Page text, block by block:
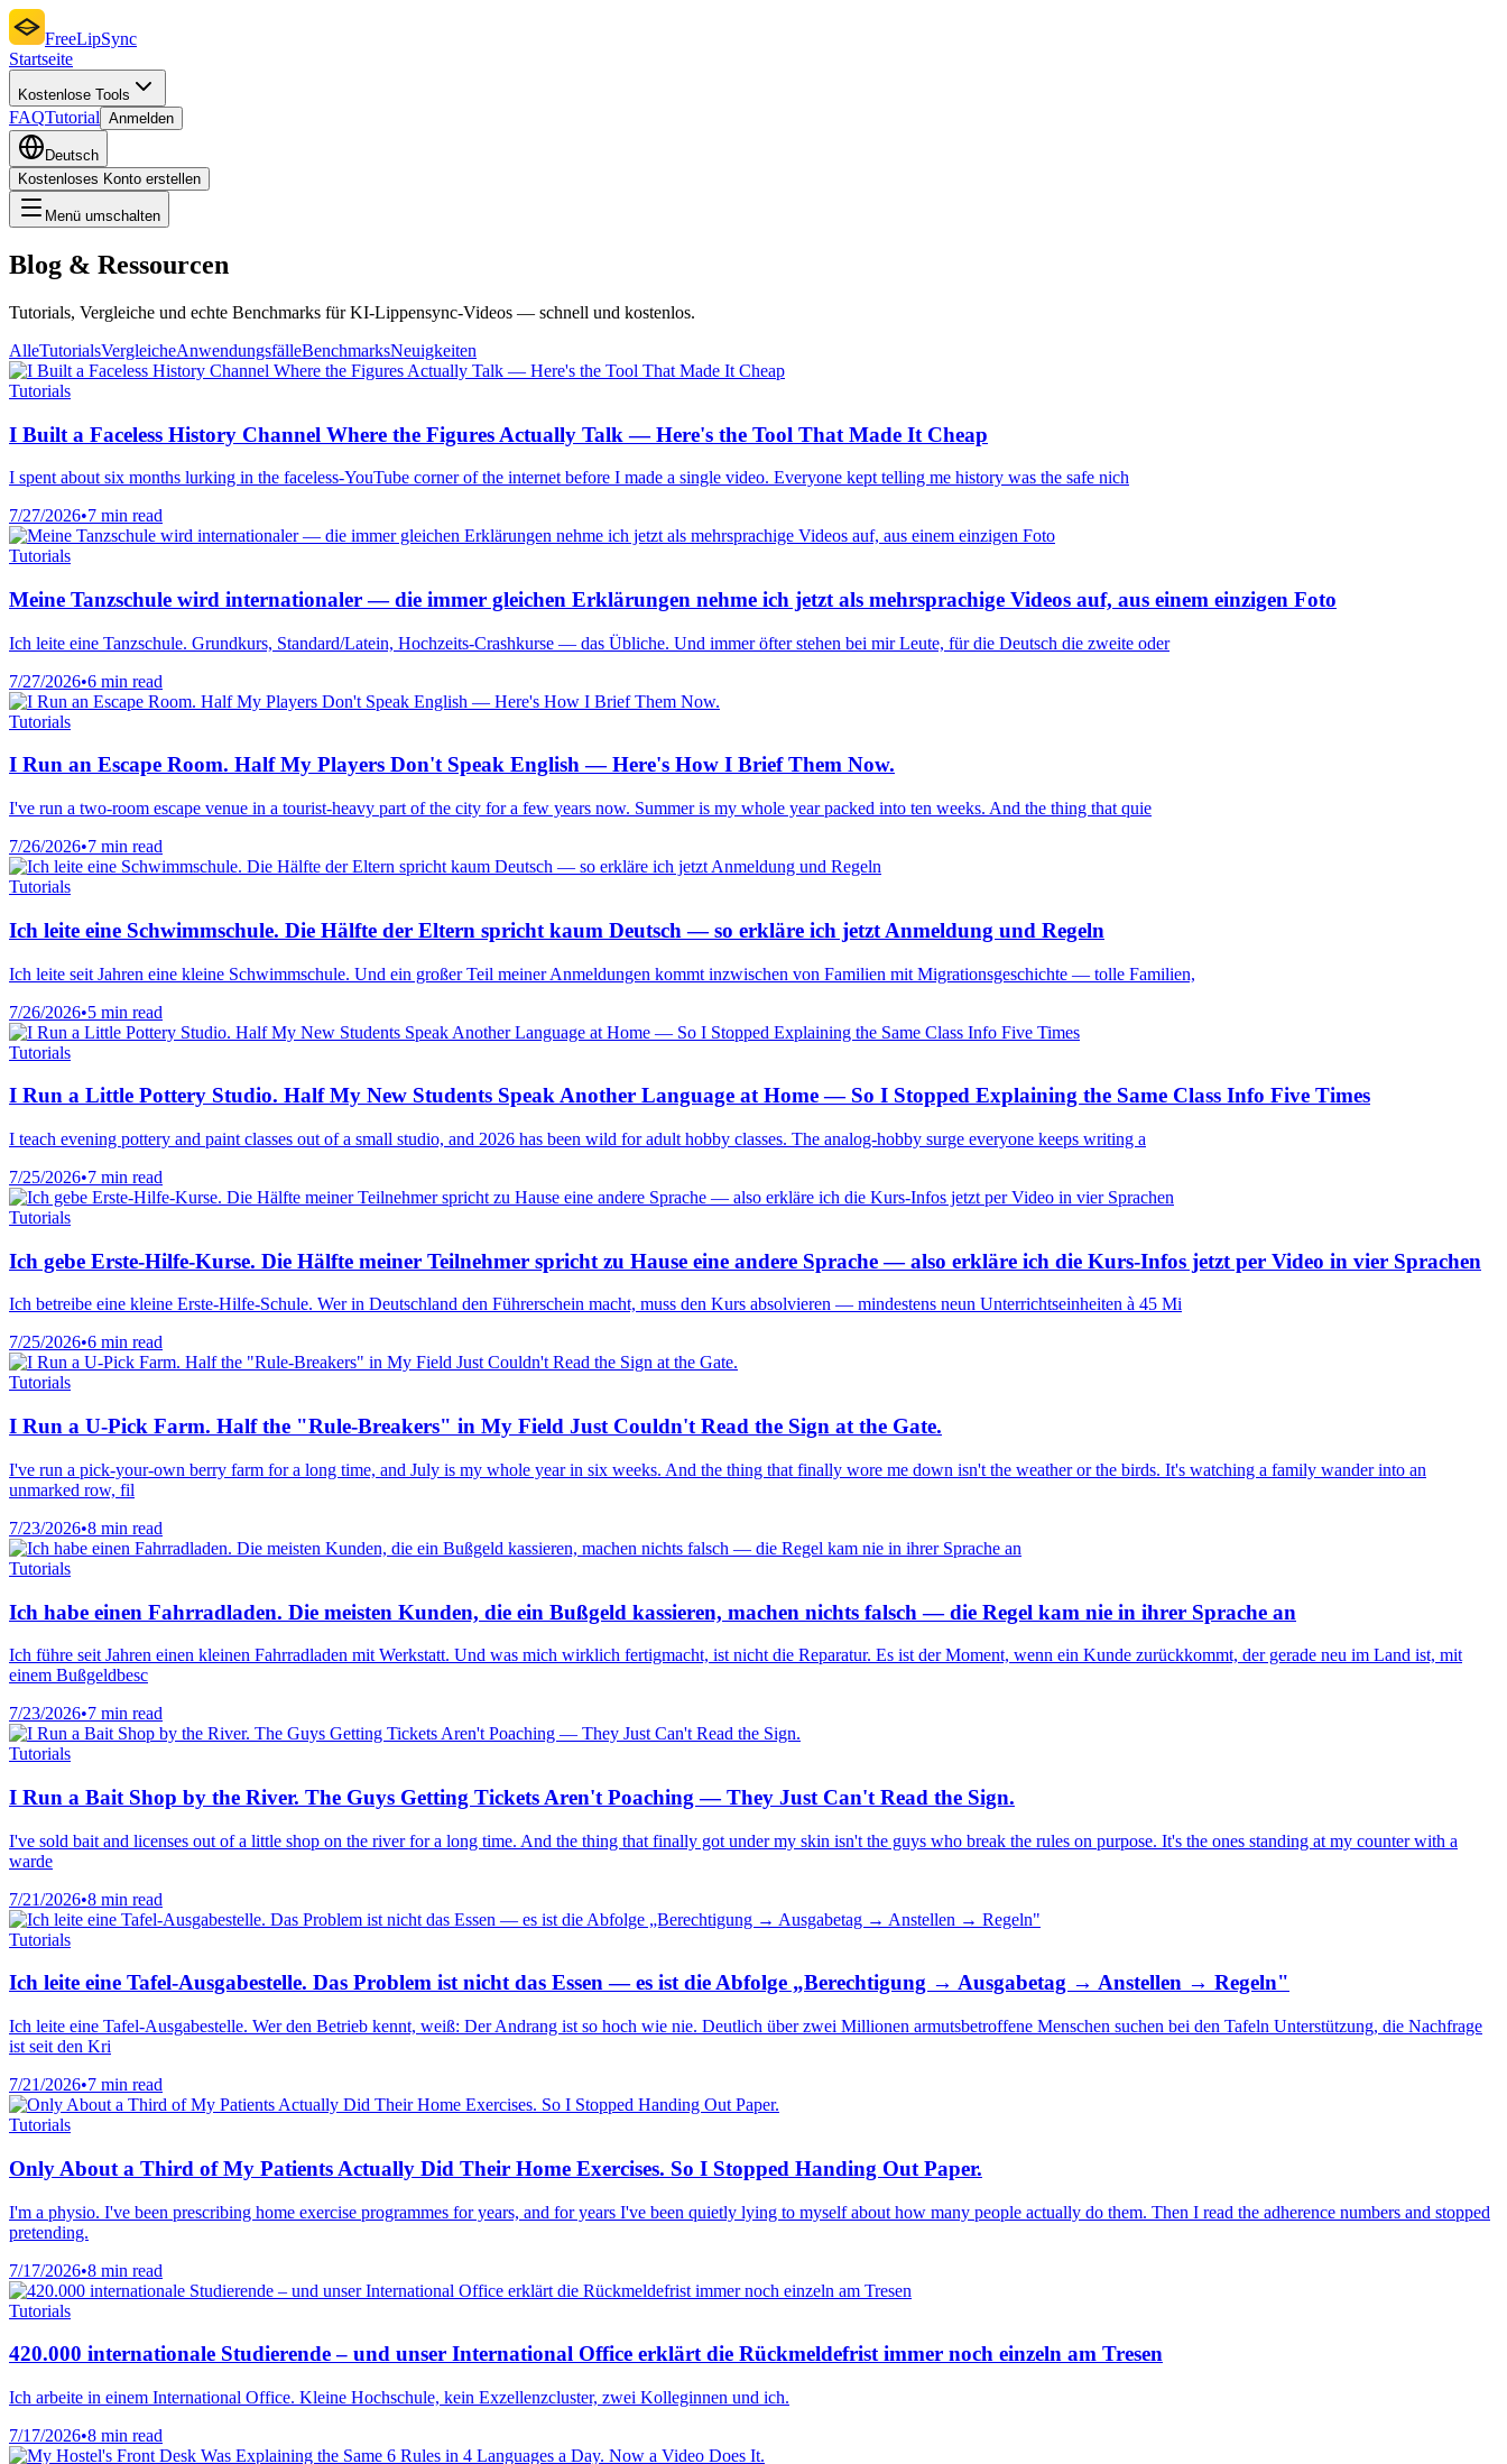
FreeLipSync
Startseite
Kostenlose Tools
FAQTutorial Anmelden
Deutsch
Kostenloses Konto erstellen
Menü umschalten
Blog & Ressourcen
Tutorials, Vergleiche und echte Benchmarks für KI-Lippensync-Videos — schnell und kostenlos.
AlleTutorialsVergleicheAnwendungsfälleBenchmarksNeuigkeiten
Tutorials
I Built a Faceless History Channel Where the Figures Actually Talk — Here's the Tool That Made It Cheap
I spent about six months lurking in the faceless-YouTube corner of the internet before I made a single video. Everyone kept telling me history was the safe nich
7/27/2026•7 min read
Tutorials
Meine Tanzschule wird internationaler — die immer gleichen Erklärungen nehme ich jetzt als mehrsprachige Videos auf, aus einem einzigen Foto
Ich leite eine Tanzschule. Grundkurs, Standard/Latein, Hochzeits-Crashkurse — das Übliche. Und immer öfter stehen bei mir Leute, für die Deutsch die zweite oder
7/27/2026•6 min read
Tutorials
I Run an Escape Room. Half My Players Don't Speak English — Here's How I Brief Them Now.
I've run a two-room escape venue in a tourist-heavy part of the city for a few years now. Summer is my whole year packed into ten weeks. And the thing that quie
7/26/2026•7 min read
Tutorials
Ich leite eine Schwimmschule. Die Hälfte der Eltern spricht kaum Deutsch — so erkläre ich jetzt Anmeldung und Regeln
Ich leite seit Jahren eine kleine Schwimmschule. Und ein großer Teil meiner Anmeldungen kommt inzwischen von Familien mit Migrationsgeschichte — tolle Familien,
7/26/2026•5 min read
Tutorials
I Run a Little Pottery Studio. Half My New Students Speak Another Language at Home — So I Stopped Explaining the Same Class Info Five Times
I teach evening pottery and paint classes out of a small studio, and 2026 has been wild for adult hobby classes. The analog-hobby surge everyone keeps writing a
7/25/2026•7 min read
Tutorials
Ich gebe Erste-Hilfe-Kurse. Die Hälfte meiner Teilnehmer spricht zu Hause eine andere Sprache — also erkläre ich die Kurs-Infos jetzt per Video in vier Sprachen
Ich betreibe eine kleine Erste-Hilfe-Schule. Wer in Deutschland den Führerschein macht, muss den Kurs absolvieren — mindestens neun Unterrichtseinheiten à 45 Mi
7/25/2026•6 min read
Tutorials
I Run a U-Pick Farm. Half the "Rule-Breakers" in My Field Just Couldn't Read the Sign at the Gate.
I've run a pick-your-own berry farm for a long time, and July is my whole year in six weeks. And the thing that finally wore me down isn't the weather or the birds. It's watching a family wander into an
unmarked row, fil
7/23/2026•8 min read
Tutorials
Ich habe einen Fahrradladen. Die meisten Kunden, die ein Bußgeld kassieren, machen nichts falsch — die Regel kam nie in ihrer Sprache an
Ich führe seit Jahren einen kleinen Fahrradladen mit Werkstatt. Und was mich wirklich fertigmacht, ist nicht die Reparatur. Es ist der Moment, wenn ein Kunde zurückkommt, der gerade neu im Land ist, mit
einem Bußgeldbesc
7/23/2026•7 min read
Tutorials
I Run a Bait Shop by the River. The Guys Getting Tickets Aren't Poaching — They Just Can't Read the Sign.
I've sold bait and licenses out of a little shop on the river for a long time. And the thing that finally got under my skin isn't the guys who break the rules on purpose. It's the ones standing at my counter with a
warde
7/21/2026•8 min read
Tutorials
Ich leite eine Tafel-Ausgabestelle. Das Problem ist nicht das Essen — es ist die Abfolge „Berechtigung → Ausgabetag → Anstellen → Regeln"
Ich leite eine Tafel-Ausgabestelle. Wer den Betrieb kennt, weiß: Der Andrang ist so hoch wie nie. Deutlich über zwei Millionen armutsbetroffene Menschen suchen bei den Tafeln Unterstützung, die Nachfrage
ist seit den Kri
7/21/2026•7 min read
Tutorials
Only About a Third of My Patients Actually Did Their Home Exercises. So I Stopped Handing Out Paper.
I'm a physio. I've been prescribing home exercise programmes for years, and for years I've been quietly lying to myself about how many people actually do them. Then I read the adherence numbers and stopped
pretending.
7/17/2026•8 min read
Tutorials
420.000 internationale Studierende – und unser International Office erklärt die Rückmeldefrist immer noch einzeln am Tresen
Ich arbeite in einem International Office. Kleine Hochschule, kein Exzellenzcluster, zwei Kolleginnen und ich.
7/17/2026•8 min read